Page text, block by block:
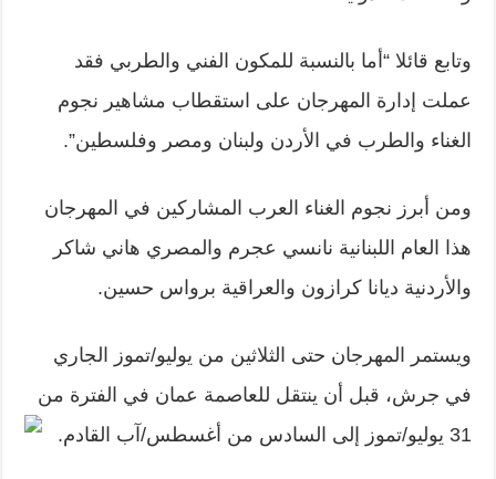
وتابع قائلا “أما بالنسبة للمكون الفني والطربي فقد
عملت إدارة المهرجان على استقطاب مشاهير نجوم
الغناء والطرب في الأردن ولبنان ومصر وفلسطين”.
ومن أبرز نجوم الغناء العرب المشاركين في المهرجان
هذا العام اللبنانية نانسي عجرم والمصري هاني شاكر
والأردنية ديانا كرازون والعراقية برواس حسين.
ويستمر المهرجان حتى الثلاثين من يوليو/تموز الجاري
في جرش، قبل أن ينتقل للعاصمة عمان في الفترة من
31 يوليو/تموز إلى السادس من أغسطس/آب القادم.